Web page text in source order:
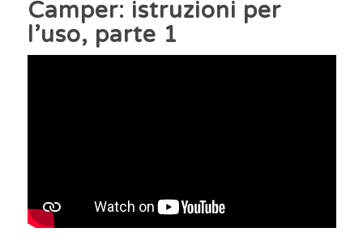
Camper: istruzioni per
l’uso, parte 1